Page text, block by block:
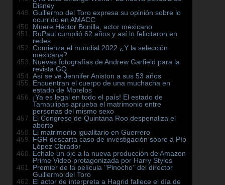
Disney
Guillermo del Toro expresa su opinión sobre lo
ocurrido en AMACC
Muere Héctor Bonilla, actor mexicano
RuPaul cumplió 62 años y así lo felicitaron en
redes
Comienza el mundial 2022 ¿Y la selección
mexicana?
Nuevas fotografías de Andrew Garfield para la
revista GQ
Así se ve Jennifer Aniston a sus 53 años
Encuentran el cuerpo de una muchacha en
estado de Morelos
¡Ya es legal en todo el país! El estado de
Tamaulipas aprueba el matrimonio entre
personas del mismo sexo
El Congreso de Quintana Roo despenaliza el
aborto
El matrimonio igualitario en Guerrero
FGR descarta caso de investigación sobre a Pío
López Obrador
Échale un ojo a la nueva producción de Amazon
Prime Video protagonizada por Harry Styles
Premier de la película ‘’Pinocho’’ del director
Guillermo del Toro
El actor de interpreta a Hagrid fallece el día de